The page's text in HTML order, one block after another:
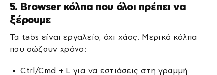
5. Browser κόλπα που όλοι πρέπει να
ξέρουμε
Τα tabs είναι εργαλείο, όχι χάος. Μερικά κόλπα
που σώζουν χρόνο:
Ctrl/Cmd + L για να εστιάσεις στη γραμμή